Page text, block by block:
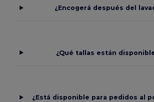
¿Encogerá después del
¿Qué tallas están
¿Está disponible para pedidos al